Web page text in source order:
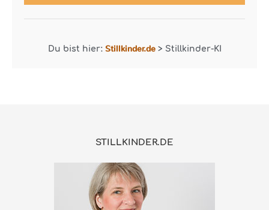
Du bist hier: Stillkinder.de> Stillkinder-KI
STILLKINDER.DE